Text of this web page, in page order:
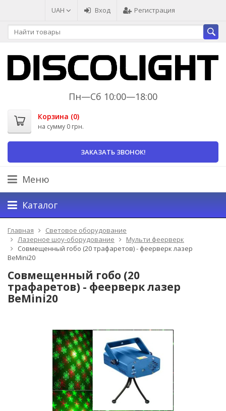
UAH Вход Регистрация
Пн—Сб 10:00—18:00
Корзина (0)
на сумму 0 грн.
ЗАКАЗАТЬ ЗВОНОК!
Меню
Каталог
Главная
Световое оборудование
Лазерное шоу-оборудование
Мульти феерверк
Совмещенный гобо (20 трафаретов) - феерверк лазер
BeMini20
Совмещенный гобо (20
трафаретов) - феерверк лазер
BeMini20